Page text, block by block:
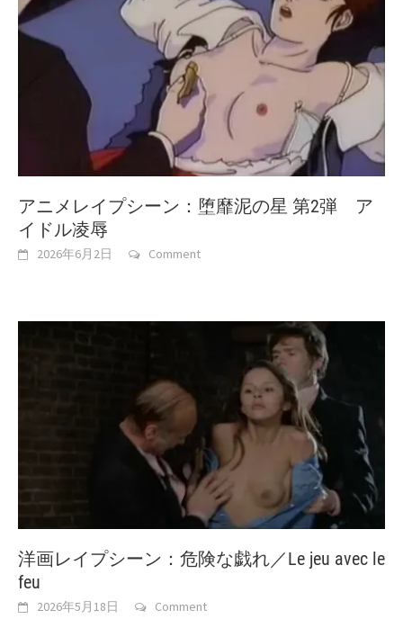
アニメレイプシーン：堕靡泥の星 第2弾 ア
イドル凌辱
2026年6月2日 Comment
洋画レイプシーン：危険な戯れ／Le jeu avec le
feu
2026年5月18日 Comment